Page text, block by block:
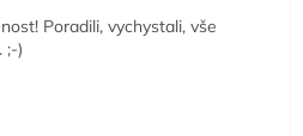
Poradili, vychystali, vše
;-)
je 5 z 5 hvězdiček.